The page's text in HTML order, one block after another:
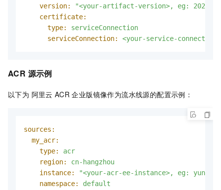
version:
"<your-artifact-version>, eg: 2024-
certificate:
type:
serviceConnection
serviceConnection:
<your-service-
ACR 源示例
以下为 阿里云 ACR 企业版镜像作为流水线源的配置示例：
sources:
my_acr:
type:
acr
region:
cn-hangzhou
instance:
"<your-acr-ee-instance>, eg:
namespace:
default